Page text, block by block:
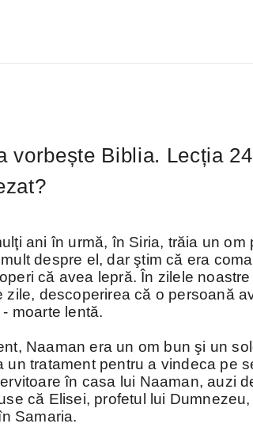
vorbește Biblia. Lecția
ani în urmă, în Siria, trăia un
despre el, dar ştim că era
că avea lepră. În zilele
zile, descoperirea că o persoană
- moarte lentă.
Naaman era un om bun şi un
un tratament pentru a vindeca pe
în casa lui Naaman, auzi
că Elisei, profetul lui
Samaria.